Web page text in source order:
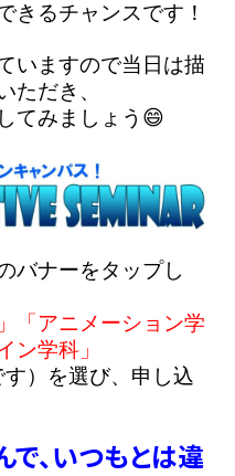
きるチャンスです！
いますので当日は描
ただき、
てみましょう😄
バナーをタップし
「アニメーション学
ン学科」
す）を選び、申し込
、いつもとは違